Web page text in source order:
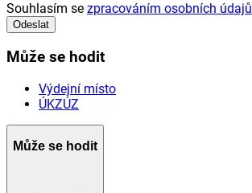
Souhlasím se zpracováním osobních údajů
Odeslat
Může se hodit
Výdejní místo
ÚKZÚZ
Může se hodit